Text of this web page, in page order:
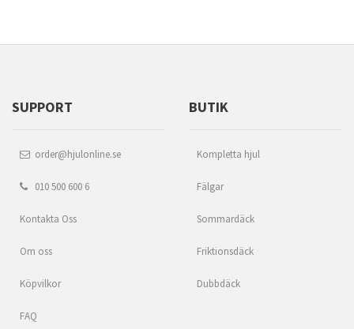
SUPPORT
order@hjulonline.se
010 500 600 6
Kontakta Oss
Om oss
Köpvilkor
FAQ
BUTIK
Kompletta hjul
Fälgar
Sommardäck
Friktionsdäck
Dubbdäck